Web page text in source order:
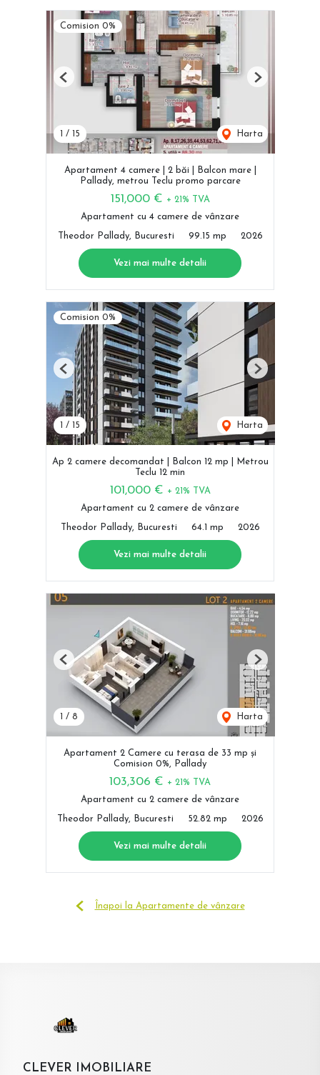
Comision 0%
/ 15 Harta
Previous Next
Apartament 4 camere | 2 băi | Balcon mare |
Pallady, metrou Teclu promo parcare
151,000 € + 21% TVA
Apartament cu 4 camere de vânzare
Theodor Pallady, Bucuresti 99.15 mp 2026
Vezi mai multe detalii
Comision 0%
1 / 15 Harta
Previous Next
Ap 2 camere decomandat | Balcon 12 mp | Metrou
Teclu 12 min
101,000 € + 21% TVA
Apartament cu 2 camere de vânzare
Theodor Pallady, Bucuresti 64.1 mp 2026
Vezi mai multe detalii
1 / 8 Harta
Previous Next
Apartament 2 Camere cu terasa de 33 mp și
Comision 0%, Pallady
103,306 € + 21% TVA
Apartament cu 2 camere de vânzare
Theodor Pallady, Bucuresti 52.82 mp 2026
Vezi mai multe detalii
Înapoi la Apartamente de vânzare
CLEVER IMOBILIARE